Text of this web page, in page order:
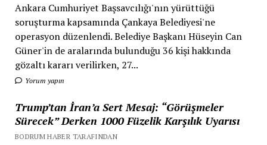
Ankara Cumhuriyet Başsavcılığı'nın yürüttüğü
soruşturma kapsamında Çankaya Belediyesi'ne
operasyon düzenlendi. Belediye Başkanı Hüseyin Can
Güner'in de aralarında bulunduğu 36 kişi hakkında
gözaltı kararı verilirken, 27...
Yorum yapın
Trump’tan İran’a Sert Mesaj: “Görüşmeler
Sürecek” Derken 1000 Füzelik Karşılık Uyarısı
BODRUM HABER TARAFINDAN